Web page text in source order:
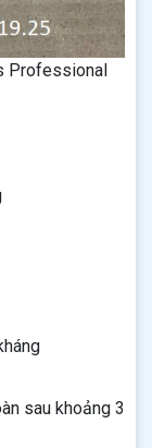
Professional
sau khoảng 3